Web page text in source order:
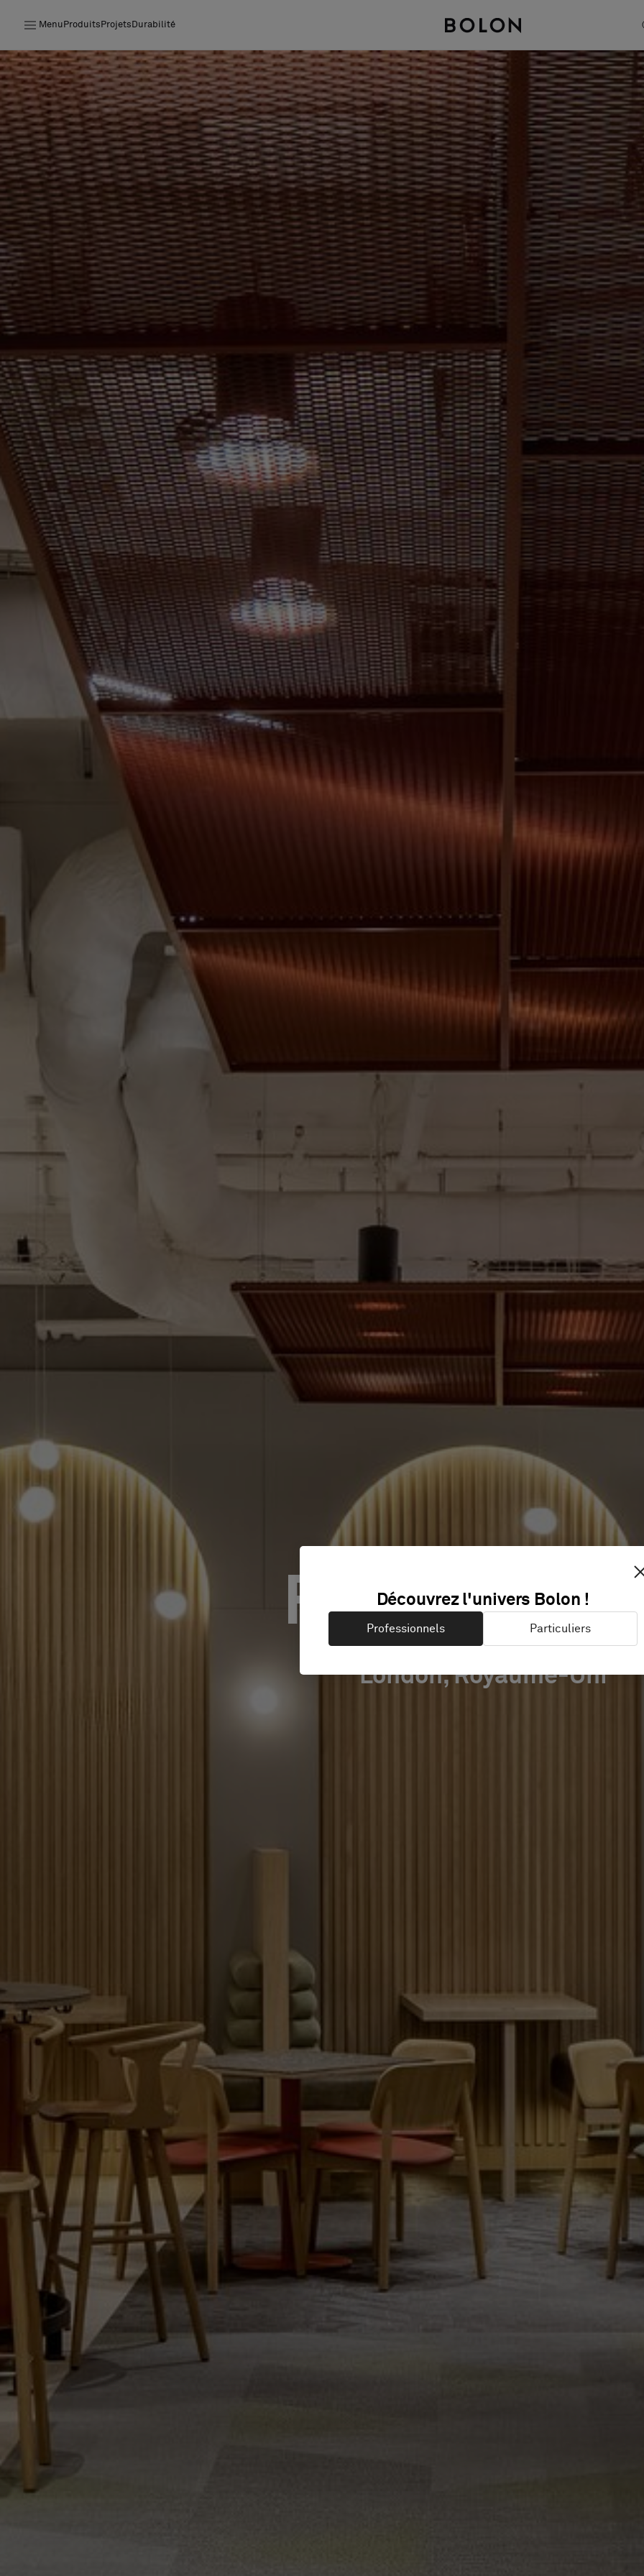
Menu Produits Projets Durabilité
Produits
Projets
Durabilité
Installation
Entretien
Nos collaborations
Stories
FAQ
À propos de nous
Contact
Pattern Tile Tool
Image & Material Bank
Choisir une langue
London, Royaume-Uni
Découvrez l'univers Bolon !
Professionnels Particuliers